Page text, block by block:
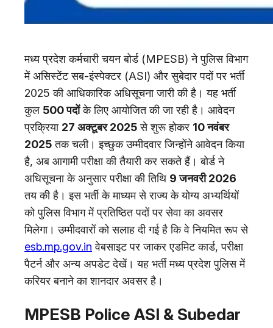
मध्य प्रदेश कर्मचारी चयन बोर्ड (MPESB) ने पुलिस विभाग
में असिस्टेंट सब-इंस्पेक्टर (ASI) और सुबेदार पदों पर भर्ती
2025 की आधिकारिक अधिसूचना जारी की है। यह भर्ती
कुल 500 पदोंके लिए आयोजित की जा रही है। आवेदन
प्रक्रिया 27 अक्टूबर 2025से शुरू होकर 10 नवंबर
2025तक चली। इच्छुक उम्मीदवार जिन्होंने आवेदन किया
है, अब आगामी परीक्षा की तैयारी कर सकते हैं। बोर्ड ने
अधिसूचना के अनुसार परीक्षा की तिथि 9 जनवरी 2026
तय की है। इस भर्ती के माध्यम से राज्य के योग्य अभ्यर्थियों
को पुलिस विभाग में प्रतिष्ठित पदों पर सेवा का अवसर
मिलेगा। उम्मीदवारों को सलाह दी गई है कि वे नियमित रूप से
esb.mp.gov.in वेबसाइट पर जाकर एडमिट कार्ड, परीक्षा
पैटर्न और अन्य अपडेट देखें। यह भर्ती मध्य प्रदेश पुलिस में
करियर बनाने का शानदार अवसर है।
MPESB Police ASI & Subedar